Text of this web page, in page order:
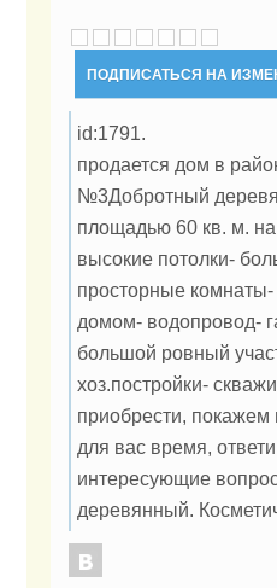
ПОДПИСАТЬСЯ НА
id:1791.
продается дом в
№3Добротный
площадью 60 кв. м. на
высокие потолки-
просторные
домом- водопровод-
большой ровный
хоз.постройки-
приобрести,
для вас время,
интересующие
деревянный.